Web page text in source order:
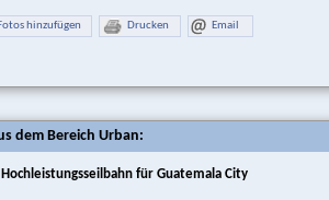
hinzufügen Drucken Email
dem Bereich Urban:
für Guatemala City